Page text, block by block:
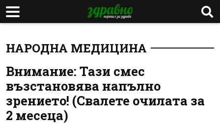
НАРОДНА МЕДИЦИНА
Внимание: Тази смес
възстановява напълно
зрението! (Свалете очилата за
2 месеца)